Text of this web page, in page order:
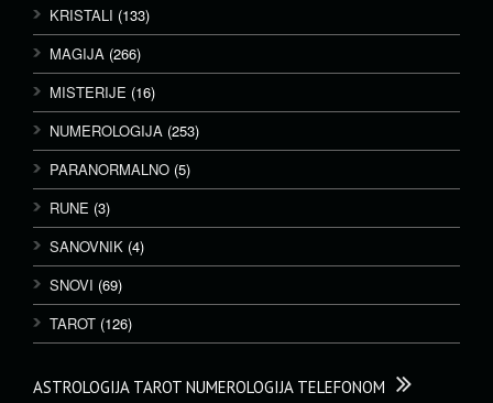
KRISTALI (133)
MAGIJA (266)
MISTERIJE (16)
NUMEROLOGIJA (253)
PARANORMALNO (5)
RUNE (3)
SANOVNIK (4)
SNOVI (69)
TAROT (126)
ASTROLOGIJA TAROT NUMEROLOGIJA TELEFONOM